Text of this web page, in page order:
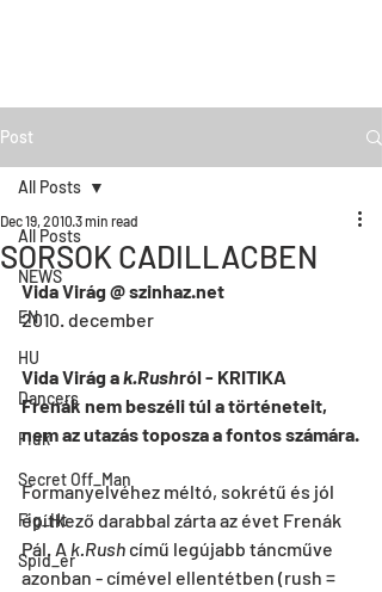
Post
All Posts
NEWS
EN
HU
Dancers
Fiúk
Secret Off_Man
Fig_Ht
Spid_er
All Posts
SORSOK CADILLACBEN
Dec 19, 2010 3 min read
Vida Virág @ szinhaz.net
2010. december
Vida Virág a k.Rushról - KRITIKA
Frenák nem beszéli túl a történeteit,
nem az utazás toposza a fontos számára.
Formanyelvéhez méltó, sokrétű és jól
építkező darabbal zárta az évet Frenák
Pál. A k.Rush című legújabb táncműve
azonban - címével ellentétben (rush =